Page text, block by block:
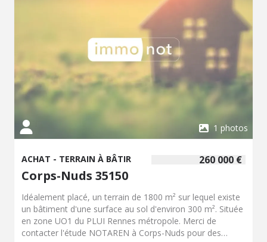
1 photos
260 000 €
ACHAT - TERRAIN À BÂTIR
Corps-Nuds 35150
Idéalement placé, un terrain de 1800 m² sur lequel existe
un bâtiment d'une surface au sol d'environ 300 m². Située
en zone UO1 du PLUI Rennes métropole. Merci de
contacter l'étude NOTAREN à Corps-Nuds pour des